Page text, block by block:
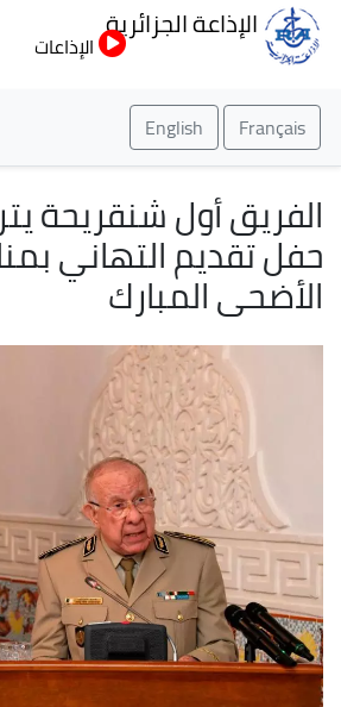
إلى
الإذاعة الجزائرية
الإذاعات
Français
English
الفريق أول شنقريحة
حفل تقديم التهاني
الأضحى المبارك